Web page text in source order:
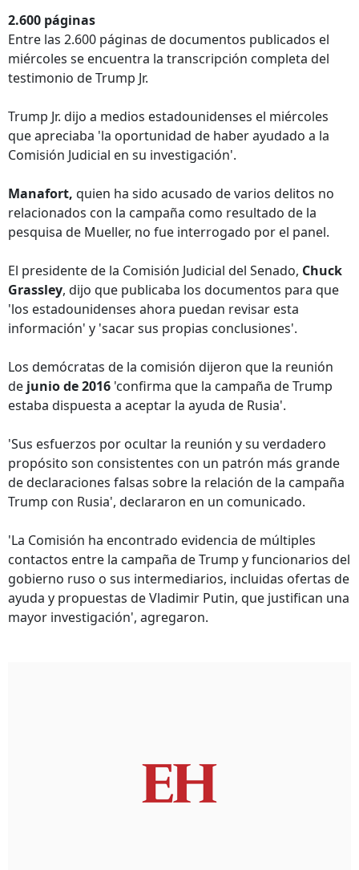
2.600 páginas
Entre las 2.600 páginas de documentos publicados el
miércoles se encuentra la transcripción completa del
testimonio de Trump Jr.
Trump Jr. dijo a medios estadounidenses el miércoles
que apreciaba 'la oportunidad de haber ayudado a la
Comisión Judicial en su investigación'.
Manafort, quien ha sido acusado de varios delitos no
relacionados con la campaña como resultado de la
pesquisa de Mueller, no fue interrogado por el panel.
El presidente de la Comisión Judicial del Senado, Chuck
Grassley, dijo que publicaba los documentos para que
'los estadounidenses ahora puedan revisar esta
información' y 'sacar sus propias conclusiones'.
Los demócratas de la comisión dijeron que la reunión
de junio de 2016 'confirma que la campaña de Trump
estaba dispuesta a aceptar la ayuda de Rusia'.
'Sus esfuerzos por ocultar la reunión y su verdadero
propósito son consistentes con un patrón más grande
de declaraciones falsas sobre la relación de la campaña
Trump con Rusia', declararon en un comunicado.
'La Comisión ha encontrado evidencia de múltiples
contactos entre la campaña de Trump y funcionarios del
gobierno ruso o sus intermediarios, incluidas ofertas de
ayuda y propuestas de Vladimir Putin, que justifican una
mayor investigación', agregaron.